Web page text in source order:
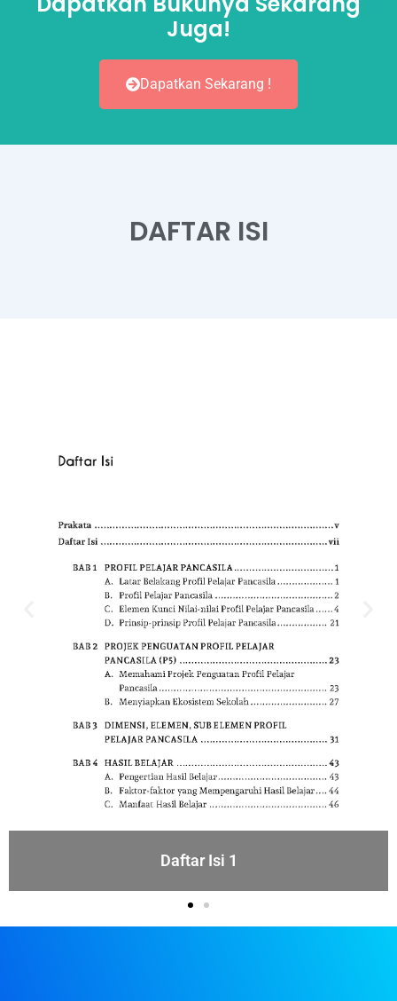
Juga!
Dapatkan Sekarang !
DAFTAR ISI
Daftar Isi 2